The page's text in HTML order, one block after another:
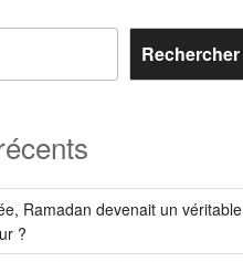
Rechercher
Ramadan devenait un véritable
?